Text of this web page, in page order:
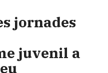
jornades
juvenil a